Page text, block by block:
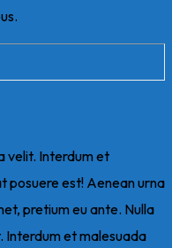
velit. Interdum et
posuere est! Aenean urna
pretium eu ante. Nulla
Interdum et malesuada